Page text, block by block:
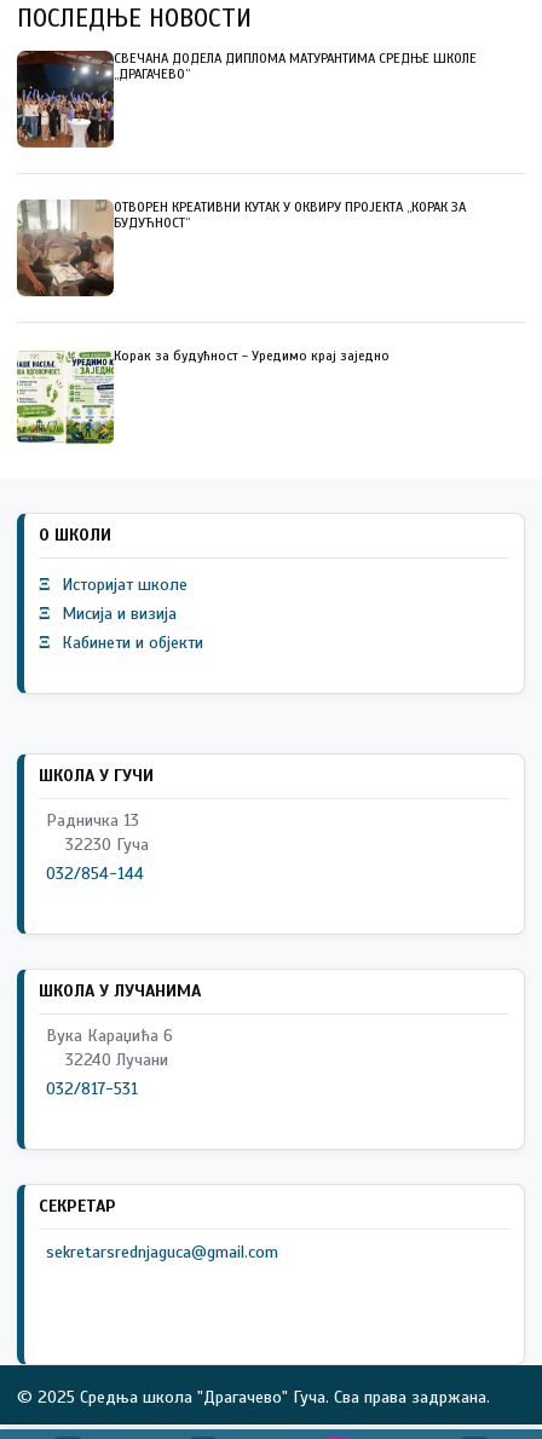
ПОСЛЕДЊЕ НОВОСТИ
СВЕЧАНА ДОДЕЛА ДИПЛОМА МАТУРАНТИМА СРЕДЊЕ ШКОЛЕ
„ДРАГАЧЕВО“
ОТВОРЕН КРЕАТИВНИ КУТАК У ОКВИРУ ПРОЈЕКТА „КОРАК ЗА
БУДУЋНОСТ“
Корак за будућност - Уредимо крај заједно
О ШКОЛИ
Ξ
Историјат школе
Ξ
Мисија и визија
Ξ
Кабинети и објекти
ШКОЛА У ГУЧИ
Радничка 13
32230 Гуча
032/854-144
ШКОЛА У ЛУЧАНИМА
Вука Караџића 6
32240 Лучани
032/817-531
СЕКРЕТАР
sekretarsrednjaguca@gmail.com
© 2025 Средња школа "Драгачево" Гуча. Сва права задржана.